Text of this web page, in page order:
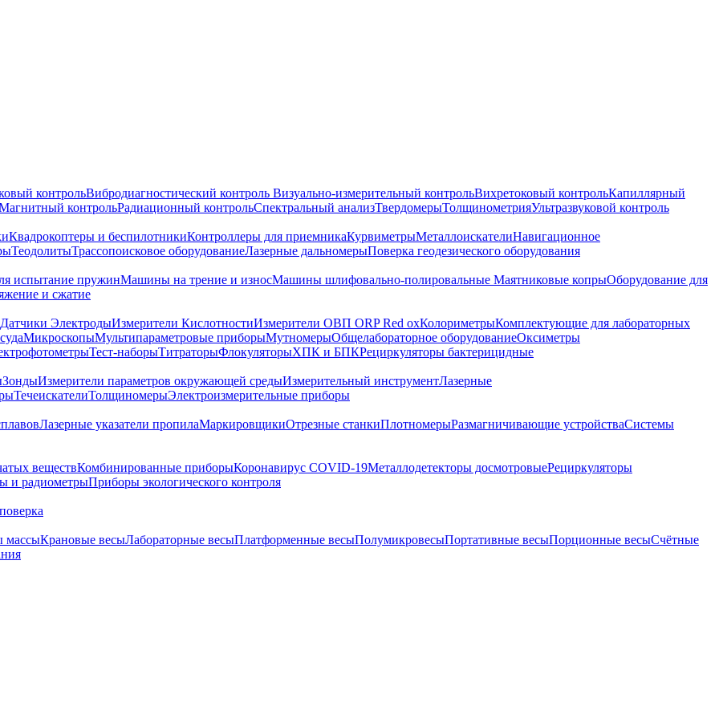
контрольВибродиагностический контроль Визуально-измерительный контрольВихретоковый контрольКапиллярный
контрольРадиационный контрольСпектральный анализТвердомерыТолщинометрияУльтразвуковой контроль
Квадрокоптеры и беспилотникиКонтроллеры для приемникаКурвиметрыМеталлоискателиНавигационное
ТеодолитыТрассопоисковое оборудованиеЛазерные дальномерыПоверка геодезического оборудования
испытание пружинМашины на трение и износМашины шлифовально-полировальные Маятниковые копрыОборудование для
и сжатие
Датчики ЭлектродыИзмерители КислотностиИзмерители ОВП ORP Red oxКолориметрыКомплектующие для лабораторных
МикроскопыМультипараметровые приборыМутномерыОбщелабораторное оборудованиеОксиметры
Тест-наборыТитраторыФлокуляторыХПК и БПКРециркуляторы бактерицидные
ЗондыИзмерители параметров окружающей средыИзмерительный инструментЛазерные
ТечеискателиТолщиномерыЭлектроизмерительные приборы
Лазерные указатели пропилаМаркировщикиОтрезные станкиПлотномерыРазмагничивающие устройстваСистемы
веществКомбинированные приборыКоронавирус COVID-19Металлодетекторы досмотровыеРециркуляторы
и радиометрыПриборы экологического контроля
массыКрановые весыЛабораторные весыПлатформенные весыПолумикровесыПортативные весыПорционные весыСчётные